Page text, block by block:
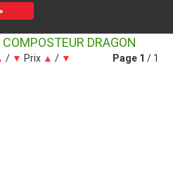
DRAGON
/ ▼ Prix ▲ / ▼ Page 1 / 1